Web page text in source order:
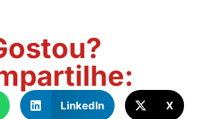
LinkedIn X